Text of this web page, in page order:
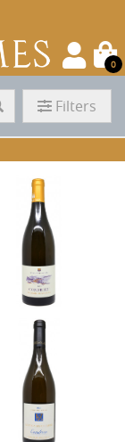
0
Filters